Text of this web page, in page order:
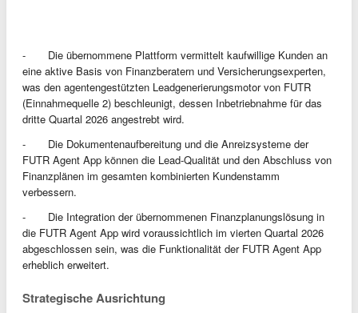
- Die übernommene Plattform vermittelt kaufwillige Kunden an
eine aktive Basis von Finanzberatern und Versicherungsexperten,
was den agentengestützten Leadgenerierungsmotor von FUTR
(Einnahmequelle 2) beschleunigt, dessen Inbetriebnahme für das
dritte Quartal 2026 angestrebt wird.
- Die Dokumentenaufbereitung und die Anreizsysteme der
FUTR Agent App können die Lead-Qualität und den Abschluss von
Finanzplänen im gesamten kombinierten Kundenstamm
verbessern.
- Die Integration der übernommenen Finanzplanungslösung in
die FUTR Agent App wird voraussichtlich im vierten Quartal 2026
abgeschlossen sein, was die Funktionalität der FUTR Agent App
erheblich erweitert.
Strategische Ausrichtung